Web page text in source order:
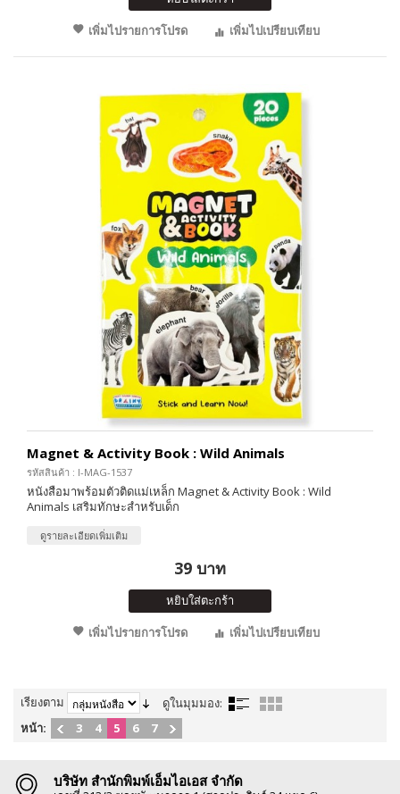
เพิ่มไปรายการโปรด
เพิ่มไปเปรียบเทียบ
Magnet & Activity Book : Wild Animals
รหัสสินค้า : I-MAG-1537
หนังสือมาพร้อมตัวติดแม่เหล็ก Magnet & Activity Book : Wild
Animals เสริมทักษะสำหรับเด็ก
ดูรายละเอียดเพิ่มเติม
39 บาท
หยิบใส่ตะกร้า
เพิ่มไปรายการโปรด
เพิ่มไปเปรียบเทียบ
เรียงตาม
ดูในมุมมอง:
หน้า:
3 4 5 6 7
บริษัท สำนักพิมพ์เอ็มไอเอส จำกัด